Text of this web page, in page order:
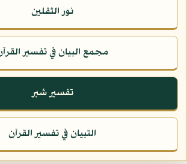
نور الثقلين
مجمع البيان في تفسير
تفسير شبر
التبيان في تفسير القرآن